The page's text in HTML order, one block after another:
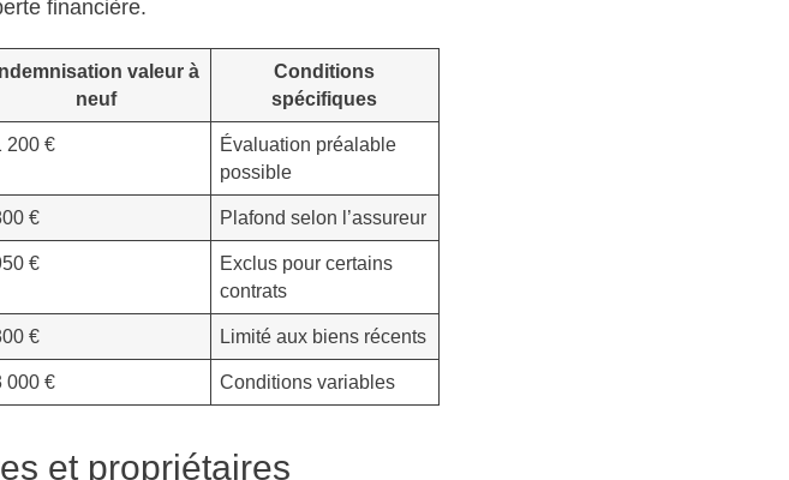
financière.
Indemnisation valeur à
neuf
Conditions
spécifiques
200 €
Évaluation préalable
possible
€ Plafond selon l’assureur
€
Exclus pour certains
contrats
€ Limité aux biens récents
000 € Conditions variables
et propriétaires